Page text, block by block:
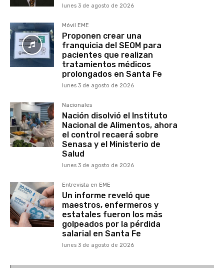
lunes 3 de agosto de 2026
Móvil EME
Proponen crear una
franquicia del SEOM para
pacientes que realizan
tratamientos médicos
prolongados en Santa Fe
lunes 3 de agosto de 2026
Nacionales
Nación disolvió el Instituto
Nacional de Alimentos, ahora
el control recaerá sobre
Senasa y el Ministerio de
Salud
lunes 3 de agosto de 2026
Entrevista en EME
Un informe reveló que
maestros, enfermeros y
estatales fueron los más
golpeados por la pérdida
salarial en Santa Fe
lunes 3 de agosto de 2026